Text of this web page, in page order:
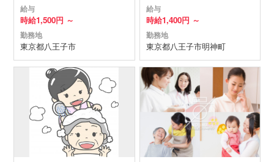
給与
時給1,500円 ～
勤務地
東京都八王子市
給与
時給1,400円 ～
勤務地
東京都八王子市明神町